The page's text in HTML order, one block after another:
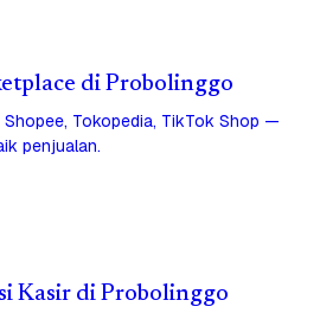
di Probolinggo
Tokopedia, TikTok Shop —
penjualan.
Kasir di Probolinggo